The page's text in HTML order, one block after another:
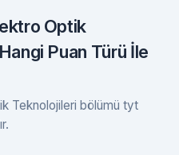
Optik
Puan Türü İle
Teknolojileri bölümü tyt